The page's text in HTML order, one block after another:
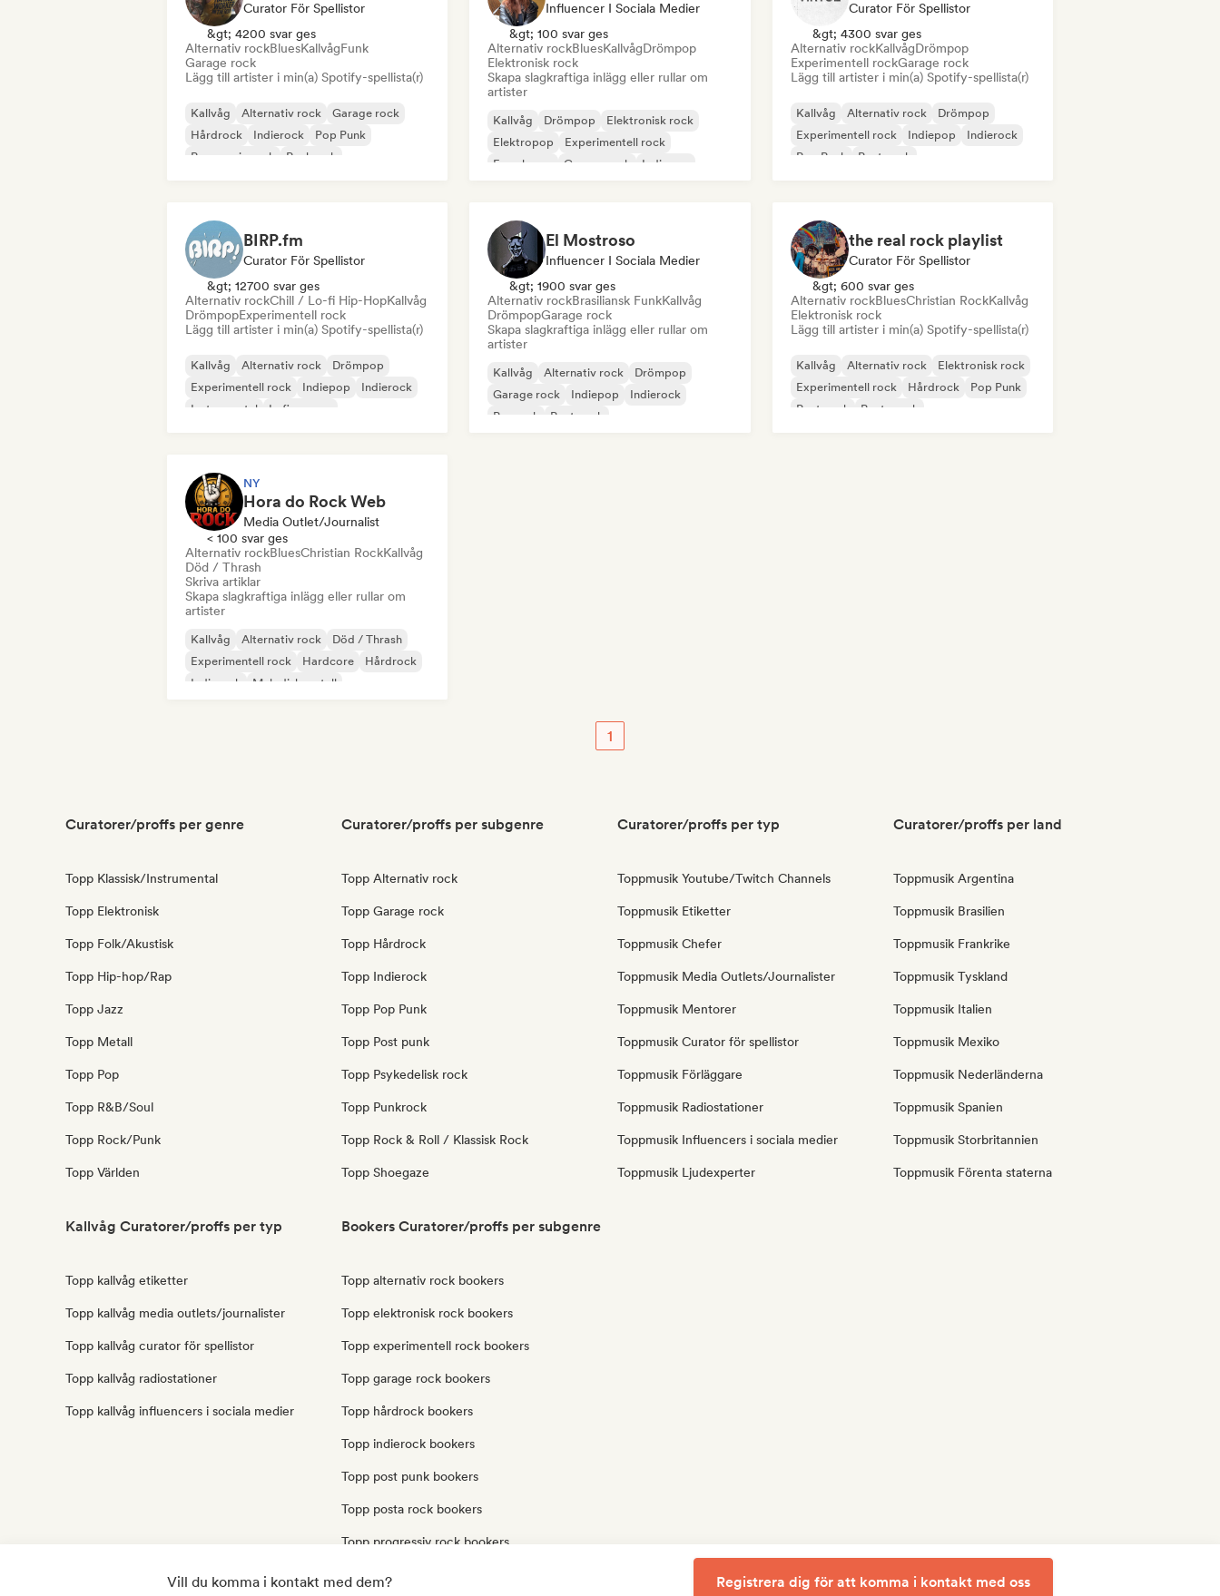
Curator För Spellistor
&gt; 4200 svar ges
Alternativ rockBluesKallvågFunk
Garage rock
Lägg till artister i min(a) Spotify-spellista(r)
Kallvåg Alternativ rock
Garage rock
Hårdrock
Indierock
Pop Punk
Progressiv rock
Punkrock
Influencer I Sociala Medier
&gt; 100 svar ges
Alternativ rockBluesKallvågDrömpop
Elektronisk rock
Skapa slagkraftiga inlägg eller rullar om
artister
Kallvåg Drömpop
Elektronisk rock
Elektropop
Experimentell rock
Fransk pop
Garage rock Indiepop
Curator För Spellistor
&gt; 4300 svar ges
Alternativ rockKallvågDrömpop
Experimentell rockGarage rock
Lägg till artister i min(a) Spotify-spellista(r)
Kallvåg Alternativ rock
Drömpop
Experimentell rock
Indiepop
Indierock
Pop Punk
Post punk
BIRP.fm
Curator För Spellistor
&gt; 12700 svar ges
Alternativ rockChill / Lo-fi Hip-HopKallvåg
DrömpopExperimentell rock
Lägg till artister i min(a) Spotify-spellista(r)
Kallvåg Alternativ rock
Drömpop
Experimentell rock
Indiepop
Indierock
Instrumental
Lofi sovrum
El Mostroso
Influencer I Sociala Medier
&gt; 1900 svar ges
Alternativ rockBrasiliansk FunkKallvåg
DrömpopGarage rock
Skapa slagkraftiga inlägg eller rullar om
artister
Kallvåg Alternativ rock
Drömpop
Garage rock
Indiepop
Indierock
Poprock
Post punk
the real rock playlist
Curator För Spellistor
&gt; 600 svar ges
Alternativ rockBluesChristian RockKallvåg
Elektronisk rock
Lägg till artister i min(a) Spotify-spellista(r)
Kallvåg Alternativ rock
Elektronisk rock
Experimentell rock
Hårdrock
Pop Punk
Post punk
Posta rock
NY
Hora do Rock Web
Media Outlet/Journalist
< 100 svar ges
Alternativ rockBluesChristian RockKallvåg
Död / Thrash
Skriva artiklar
Skapa slagkraftiga inlägg eller rullar om
artister
Kallvåg Alternativ rock
Död / Thrash
Experimentell rock
Hardcore
Hårdrock
Indierock
Melodisk metall
1
Curatorer/proffs per genre
Topp Klassisk/Instrumental
Topp Elektronisk
Topp Folk/Akustisk
Topp Hip-hop/Rap
Topp Jazz
Topp Metall
Topp Pop
Topp R&B/Soul
Topp Rock/Punk
Topp Världen
Curatorer/proffs per subgenre
Topp Alternativ rock
Topp Garage rock
Topp Hårdrock
Topp Indierock
Topp Pop Punk
Topp Post punk
Topp Psykedelisk rock
Topp Punkrock
Topp Rock & Roll / Klassisk Rock
Topp Shoegaze
Curatorer/proffs per typ
Toppmusik Youtube/Twitch Channels
Toppmusik Etiketter
Toppmusik Chefer
Toppmusik Media Outlets/Journalister
Toppmusik Mentorer
Toppmusik Curator för spellistor
Toppmusik Förläggare
Toppmusik Radiostationer
Toppmusik Influencers i sociala medier
Toppmusik Ljudexperter
Curatorer/proffs per land
Toppmusik Argentina
Toppmusik Brasilien
Toppmusik Frankrike
Toppmusik Tyskland
Toppmusik Italien
Toppmusik Mexiko
Toppmusik Nederländerna
Toppmusik Spanien
Toppmusik Storbritannien
Toppmusik Förenta staterna
Kallvåg Curatorer/proffs per typ
Topp kallvåg etiketter
Topp kallvåg media outlets/journalister
Topp kallvåg curator för spellistor
Topp kallvåg radiostationer
Topp kallvåg influencers i sociala medier
Bookers Curatorer/proffs per subgenre
Topp alternativ rock bookers
Topp elektronisk rock bookers
Topp experimentell rock bookers
Topp garage rock bookers
Topp hårdrock bookers
Topp indierock bookers
Topp post punk bookers
Topp posta rock bookers
Topp progressiv rock bookers
Topp punkrock bookers
Vill du komma i kontakt med dem? Registrera dig för att komma i kontakt med oss